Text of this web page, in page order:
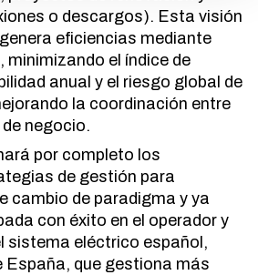
o descargos). Esta visión
eficiencias mediante
minimizando el índice de
anual y el riesgo global de
la coordinación entre
negocio.
por completo los
de gestión para
cambio de paradigma y ya
con éxito en el operador y
sistema eléctrico español,
España, que gestiona más